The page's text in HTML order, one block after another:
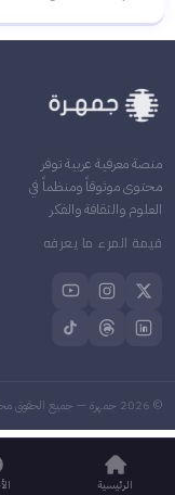
منصة معرفية عربية توفر
محتوى موثوقاً ومنظماً في
العلوم والثقافة والفكر
قيمة المرء ما يعرفه
©
2026 جمهرة — جميع الحقوق
الرئيسية